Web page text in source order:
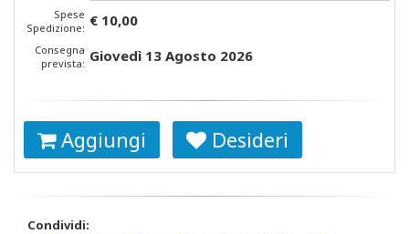
Spese
Spedizione: € 10,00
Consegna
prevista: Giovedì 13 Agosto 2026
Aggiungi Desideri
Condividi: